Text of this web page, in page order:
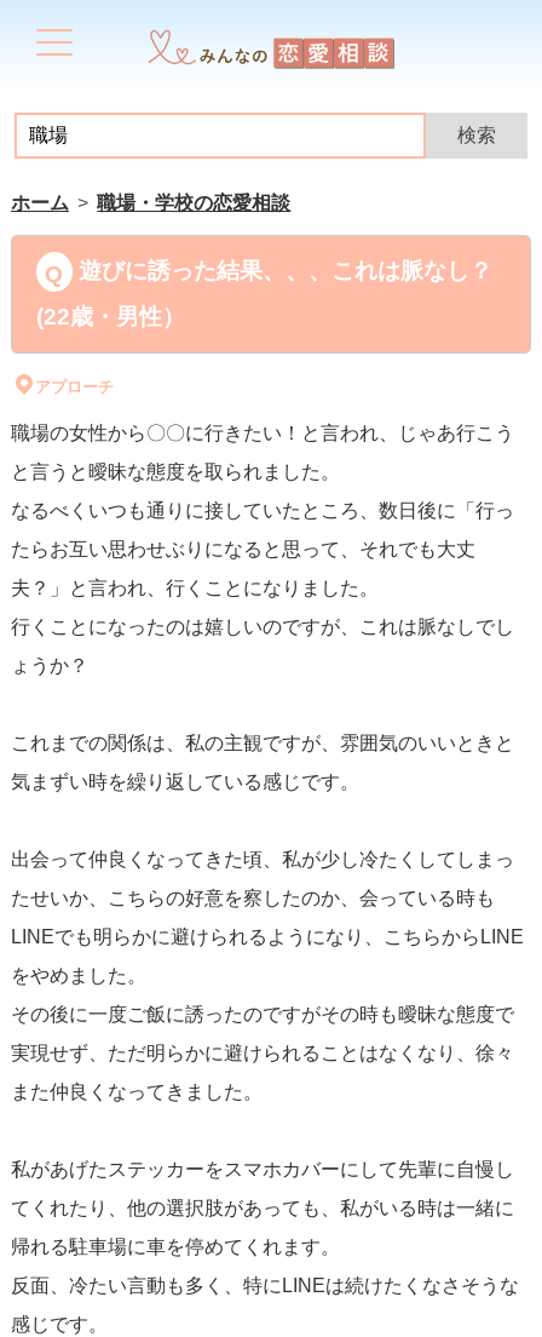
ホーム 職場・学校の恋愛相談
遊びに誘った結果、、、これは脈なし？
(22歳・男性）
アプローチ
職場の女性から〇〇に行きたい！と言われ、じゃあ行こう
と言うと曖昧な態度を取られました。
なるべくいつも通りに接していたところ、数日後に「行っ
たらお互い思わせぶりになると思って、それでも大丈
夫？」と言われ、行くことになりました。
行くことになったのは嬉しいのですが、これは脈なしでし
ょうか？
これまでの関係は、私の主観ですが、雰囲気のいいときと
気まずい時を繰り返している感じです。
出会って仲良くなってきた頃、私が少し冷たくしてしまっ
たせいか、こちらの好意を察したのか、会っている時も
LINEでも明らかに避けられるようになり、こちらからLINE
をやめました。
その後に一度ご飯に誘ったのですがその時も曖昧な態度で
実現せず、ただ明らかに避けられることはなくなり、徐々
また仲良くなってきました。
私があげたステッカーをスマホカバーにして先輩に自慢し
てくれたり、他の選択肢があっても、私がいる時は一緒に
帰れる駐車場に車を停めてくれます。
反面、冷たい言動も多く、特にLINEは続けたくなさそうな
感じです。